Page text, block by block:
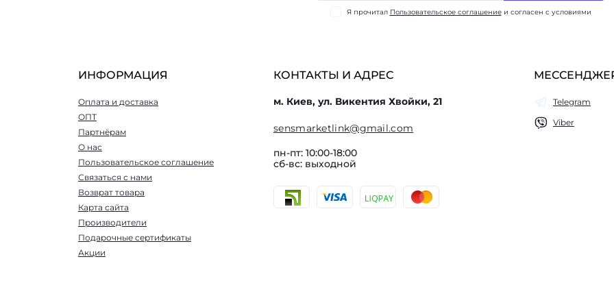
Я прочитал Пользовательское соглашениеи согласен с условиями
ИНФОРМАЦИЯ
Оплата и доставка
ОПТ
Партнёрам
О нас
Пользовательское соглашение
Связаться с нами
Возврат товара
Карта сайта
Производители
Подарочные сертификаты
Акции
КОНТАКТЫ И АДРЕС
м. Киев, ул. Викентия Хвойки, 21
sensmarketlink@gmail.com
пн-пт: 10:00-18:00
сб-вс: выходной
Telegram
Viber